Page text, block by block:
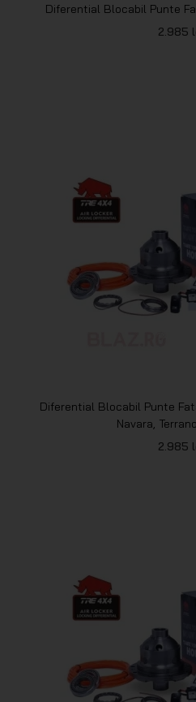
Diferential Blocabil Punte
2.985
Diferential Blocabil Punte
Navara,
2.985